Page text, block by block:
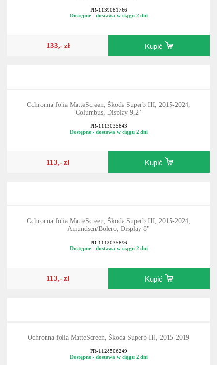
PR-1139081766
Dostępne - dostawa w ciągu 2 dni
133,- zł Kupić
Ochronna folia MatteScreen, Škoda Superb III, 2015-2024,
Columbus, Display 9,2"
PR-1113035843
Dostępne - dostawa w ciągu 2 dni
113,- zł Kupić
Ochronna folia MatteScreen, Škoda Superb III, 2015-2024,
Amundsen/Bolero, Display 8"
PR-1113035896
Dostępne - dostawa w ciągu 2 dni
113,- zł Kupić
Ochronna folia MatteScreen, Škoda Superb III, 2015-2019
PR-1128506249
Dostępne - dostawa w ciągu 2 dni